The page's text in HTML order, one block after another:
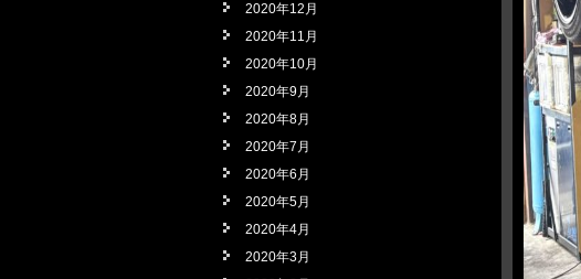
2020年12月
2020年11月
2020年10月
2020年9月
2020年8月
2020年7月
2020年6月
2020年5月
2020年4月
2020年3月